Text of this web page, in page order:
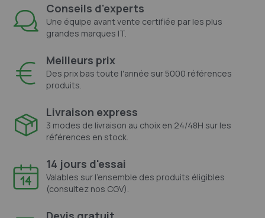
Conseils d'experts
Une équipe avant vente certifiée par les plus
grandes marques IT.
Meilleurs prix
Des prix bas toute l'année sur 5000 références
produits.
Livraison express
3 modes de livraison au choix en 24/48H sur les
références en stock.
14 jours d'essai
Valables sur l'ensemble des produits éligibles
(consultez nos CGV).